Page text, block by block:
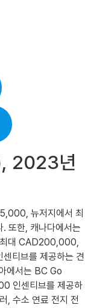
2023년
뉴저지에서 최
또한, 캐나다에서는
최대 CAD200,000,
티브를 제공하는 견
에서는 BC Go
인센티브를 제공하
, 수소 연료 전지 전